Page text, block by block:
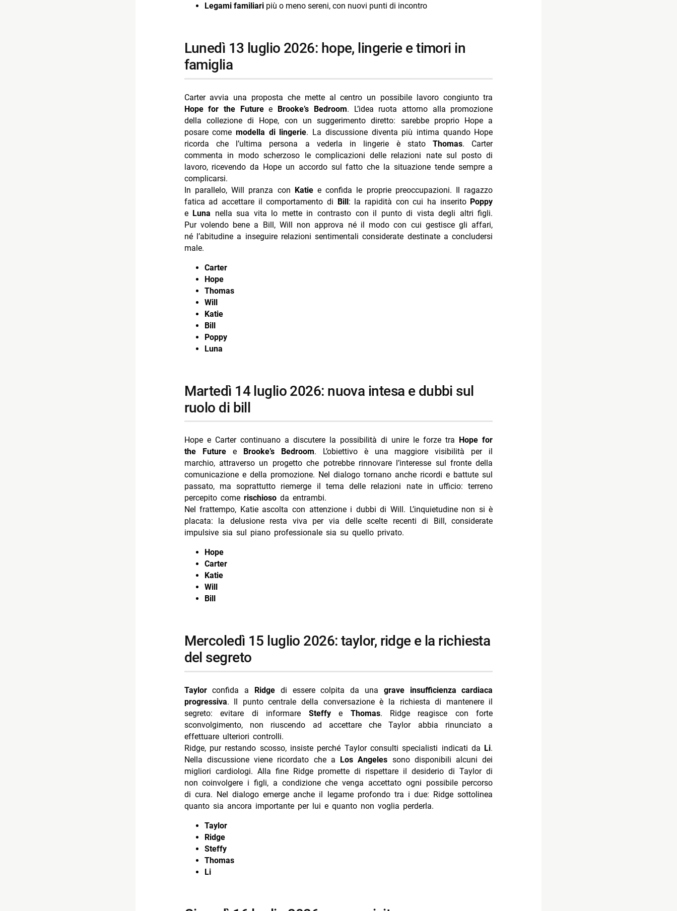
Legami familiaripiù o meno sereni, con nuovi punti di incontro
lunedì 13 luglio 2026: hope, lingerie e timori in
famiglia
Carter avvia una proposta che mette al centro un possibile lavoro congiunto tra
Hope for the Futuree Brooke’s Bedroom. L’idea ruota attorno alla promozione
della collezione di Hope, con un suggerimento diretto: sarebbe proprio Hope a
posare come modella di lingerie. La discussione diventa più intima quando Hope
ricorda che l’ultima persona a vederla in lingerie è statoThomas. Carter
commenta in modo scherzoso le complicazioni delle relazioni nate sul posto di
lavoro, ricevendo da Hope un accordo sul fatto che la situazione tende sempre a
complicarsi.
In parallelo, Will pranza con Katiee confida le proprie preoccupazioni. Il ragazzo
fatica ad accettare il comportamento di Bill: la rapidità con cui ha inserito Poppy
e Luna nella sua vita lo mette in contrasto con il punto di vista degli altri figli.
Pur volendo bene a Bill, Will non approva né il modo con cui gestisce gli affari,
né l’abitudine a inseguire relazioni sentimentali considerate destinate a concludersi
male.
Carter
Hope
Thomas
Will
Katie
Bill
Poppy
Luna
martedì 14 luglio 2026: nuova intesa e dubbi sul
ruolo di bill
Hope e Carter continuano a discutere la possibilità di unire le forze tra Hope for
the Futuree Brooke’s Bedroom. L’obiettivo è una maggiore visibilità per il
marchio, attraverso un progetto che potrebbe rinnovare l’interesse sul fronte della
comunicazione e della promozione. Nel dialogo tornano anche ricordi e battute sul
passato, ma soprattutto riemerge il tema delle relazioni nate in ufficio: terreno
percepito come rischiosoda entrambi.
Nel frattempo, Katie ascolta con attenzione i dubbi di Will. L’inquietudine non si è
placata: la delusione resta viva per via delle scelte recenti di Bill, considerate
impulsive sia sul piano professionale sia su quello privato.
Hope
Carter
Katie
Will
Bill
mercoledì 15 luglio 2026: taylor, ridge e la richiesta
del segreto
Taylorconfida a Ridgedi essere colpita da una grave insufficienza cardiaca
progressiva. Il punto centrale della conversazione è la richiesta di mantenere il
segreto: evitare di informare Steffye Thomas. Ridge reagisce con forte
sconvolgimento, non riuscendo ad accettare che Taylor abbia rinunciato a
effettuare ulteriori controlli.
Ridge, pur restando scosso, insiste perché Taylor consulti specialisti indicati da Li.
Nella discussione viene ricordato che a Los Angeles sono disponibili alcuni dei
migliori cardiologi. Alla fine Ridge promette di rispettare il desiderio di Taylor di
non coinvolgere i figli, a condizione che venga accettato ogni possibile percorso
di cura. Nel dialogo emerge anche il legame profondo tra i due: Ridge sottolinea
quanto sia ancora importante per lui e quanto non voglia perderla.
Taylor
Ridge
Steffy
Thomas
Li